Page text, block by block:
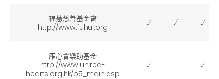
福慧慈善基金會
http://www.fuhui.org
√ √ √
雁心會樂助基金
http://www.united-
hearts.org.hk/b5_main.asp
√ √